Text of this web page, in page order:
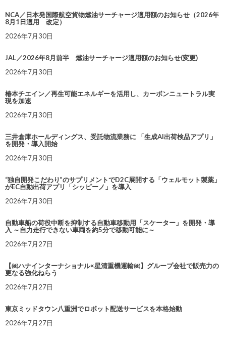
NCA／日本発国際航空貨物燃油サーチャージ適用額のお知らせ（2026年
8月1日適用 改定）
2026年7月30日
JAL／2026年8月前半 燃油サーチャージ適用額のお知らせ(変更)
2026年7月30日
椿本チエイン／再生可能エネルギーを活用し、カーボンニュートラル実
現を加速
2026年7月30日
三井倉庫ホールディングス、受託物流業務に 「生成AI出荷検品アプリ」
を開発・導入開始
2026年7月30日
“独自開発こだわり”のサプリメントでD2C展開する「ウェルモット製薬」
がEC自動出荷アプリ「シッピーノ」を導入
2026年7月30日
自動車船の荷役中断を抑制する自動車移動用「スケーター」を開発・導
入 ～自力走行できない車両を約5分で移動可能に～
2026年7月27日
【㈱ハナインターナショナル×星清重機運輸㈱】グループ会社で販売力の
更なる強化ねらう
2026年7月27日
東京ミッドタウン八重洲でロボット配送サービスを本格始動
2026年7月27日